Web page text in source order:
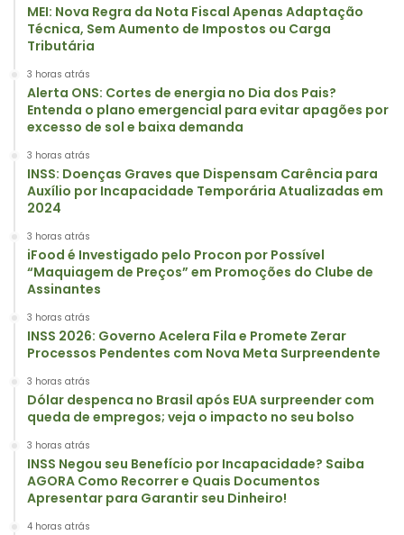
MEI: Nova Regra da Nota Fiscal Apenas Adaptação
Técnica, Sem Aumento de Impostos ou Carga
Tributária
3 horas atrás
Alerta ONS: Cortes de energia no Dia dos Pais?
Entenda o plano emergencial para evitar apagões por
excesso de sol e baixa demanda
3 horas atrás
INSS: Doenças Graves que Dispensam Carência para
Auxílio por Incapacidade Temporária Atualizadas em
2024
3 horas atrás
iFood é Investigado pelo Procon por Possível
“Maquiagem de Preços” em Promoções do Clube de
Assinantes
3 horas atrás
INSS 2026: Governo Acelera Fila e Promete Zerar
Processos Pendentes com Nova Meta Surpreendente
3 horas atrás
Dólar despenca no Brasil após EUA surpreender com
queda de empregos; veja o impacto no seu bolso
3 horas atrás
INSS Negou seu Benefício por Incapacidade? Saiba
AGORA Como Recorrer e Quais Documentos
Apresentar para Garantir seu Dinheiro!
4 horas atrás